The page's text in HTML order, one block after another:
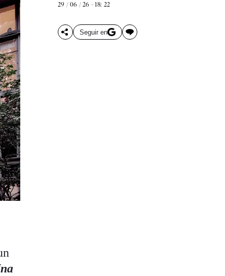
29 / 06 / 26 - 18: 22
Seguir en